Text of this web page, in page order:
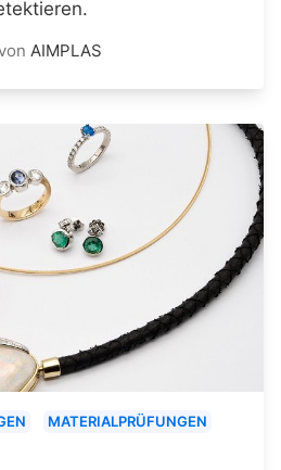
AIMPLAS
MATERIALPRÜFUNGEN